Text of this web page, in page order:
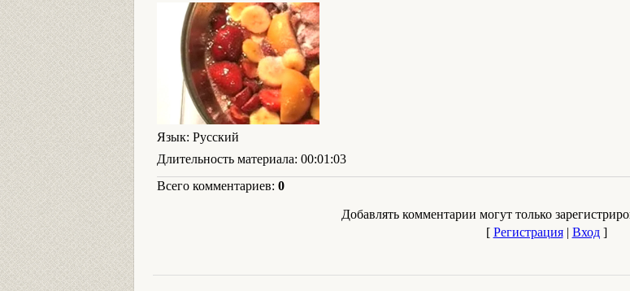
Язык: Русский
Длительность материала: 00:01:03
Всего комментариев: 0
Добавлять комментарии могут только
[ Регистрация| Вход]